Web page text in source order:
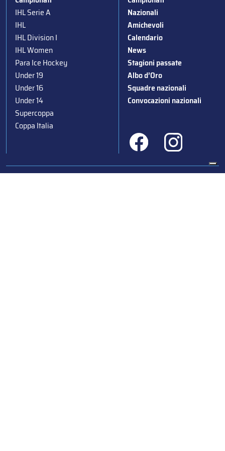
IHL Serie A
IHL
IHL Division I
IHL Women
Para Ice Hockey
Under 19
Under 16
Under 14
Supercoppa
Coppa Italia
Nazionali
Amichevoli
Calendario
News
Stagioni passate
Albo d’Oro
Squadre nazionali
Convocazioni nazionali